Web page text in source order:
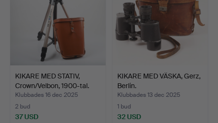
KIKARE MED STATIV,
Crown/Velbon, 1900-tal.
Klubbades 16 dec 2025
2 bud
37 USD
KIKARE MED VÄSKA, Gerz,
Berlin.
Klubbades 13 dec 2025
1 bud
32 USD